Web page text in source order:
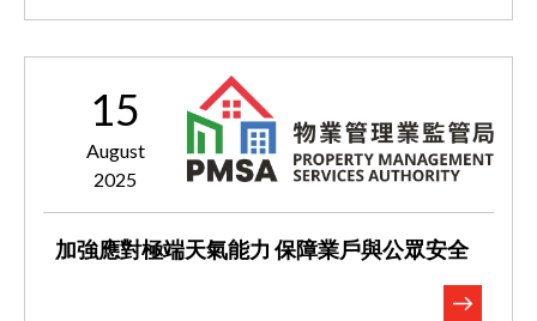
15
August
2025
加強應對極端天氣能力 保障業戶與公眾安全